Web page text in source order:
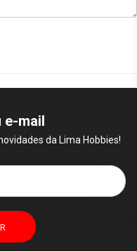
e-mail
da Lima Hobbies!